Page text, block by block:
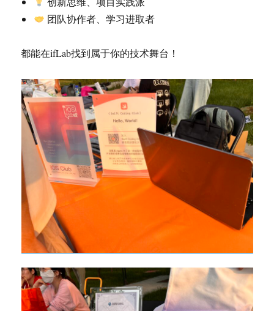
团队协作者、学习进取者
都能在ifLab找到属于你的技术舞台！